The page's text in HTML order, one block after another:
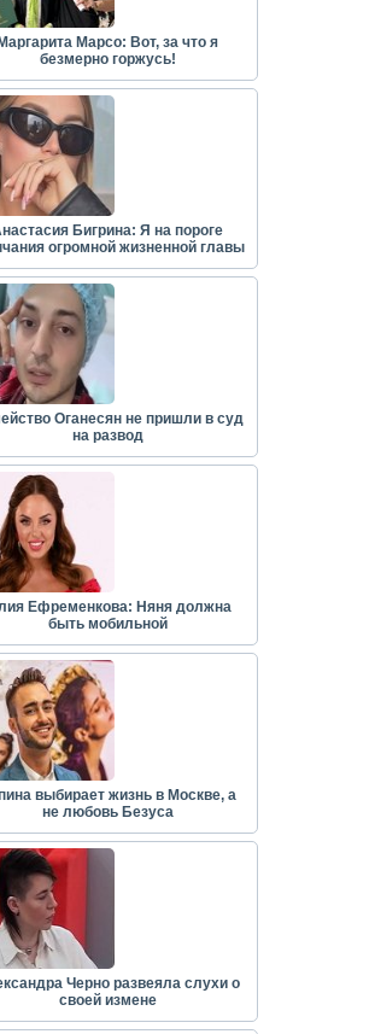
Марсо: Вот, за что я
безмерно горжусь!
Бигрина: Я на пороге
огромной жизненной главы
Оганесян не пришли в суд
на развод
Ефременкова: Няня должна
быть мобильной
выбирает жизнь в Москве, а
не любовь Безуса
Черно развеяла слухи о
своей измене